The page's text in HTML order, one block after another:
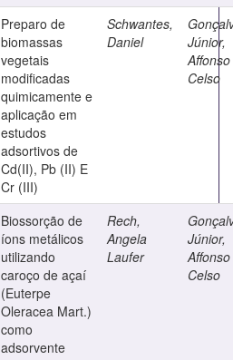
Preparo de
biomassas
vegetais
modificadas
quimicamente e
aplicação em
estudos
adsortivos de
Cd(II), Pb (II) E
Cr (III)
Schwantes,
Daniel
Júnior,
Affonso
Celso
Biossorção de
íons metálicos
utilizando
caroço de açaí
(Euterpe
Oleracea Mart.)
como
adsorvente
Rech,
Angela
Laufer
Júnior,
Affonso
Celso